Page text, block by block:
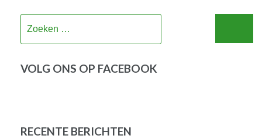
VOLG ONS OP FACEBOOK
RECENTE BERICHTEN